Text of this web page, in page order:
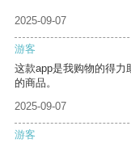
2025-09-07
游客
这款app是我购物的得力
的商品。
2025-09-07
游客